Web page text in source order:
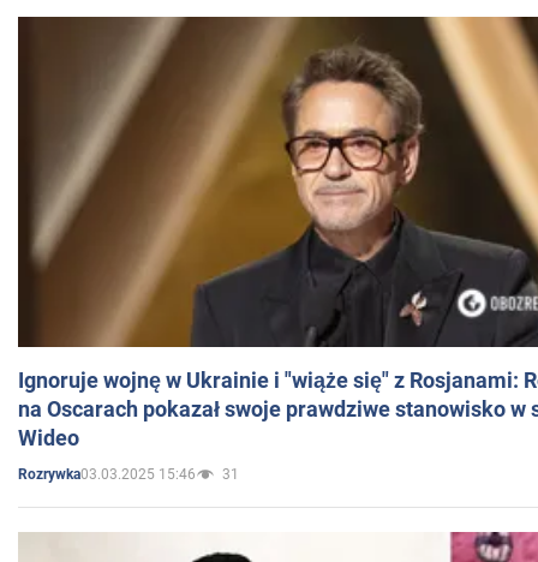
Ignoruje wojnę w Ukrainie i "wiąże się" z Rosjanami:
na Oscarach pokazał swoje prawdziwe stanowisko w
Wideo
Rozrywka03.03.2025 15:46 31